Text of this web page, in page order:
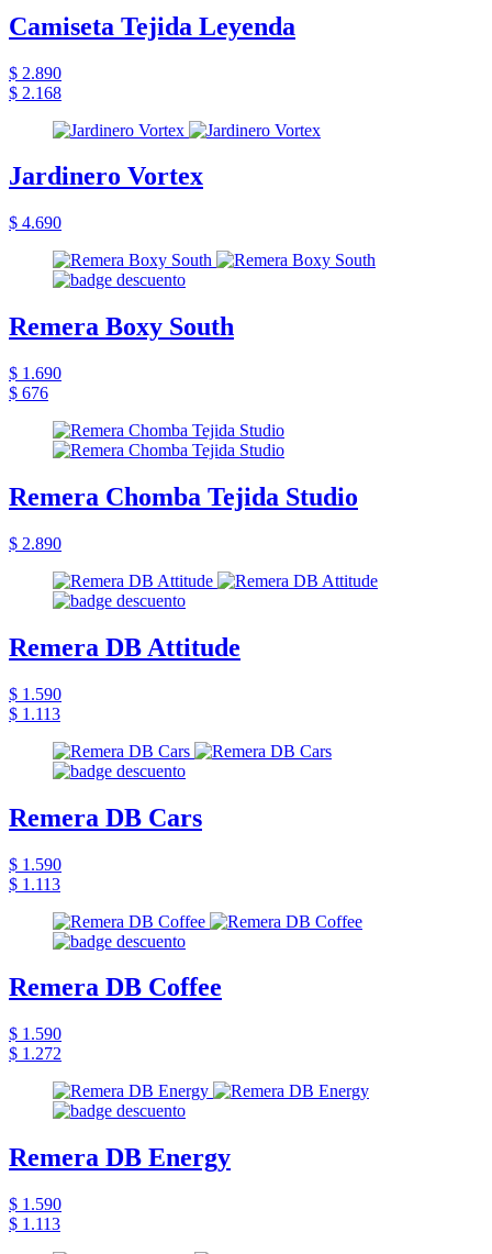
Camiseta Tejida Leyenda
$ 2.890
$ 2.168
Jardinero Vortex
$ 4.690
Remera Boxy South
$ 1.690
$ 676
Remera Chomba Tejida Studio
$ 2.890
Remera DB Attitude
$ 1.590
$ 1.113
Remera DB Cars
$ 1.590
$ 1.113
Remera DB Coffee
$ 1.590
$ 1.272
Remera DB Energy
$ 1.590
$ 1.113